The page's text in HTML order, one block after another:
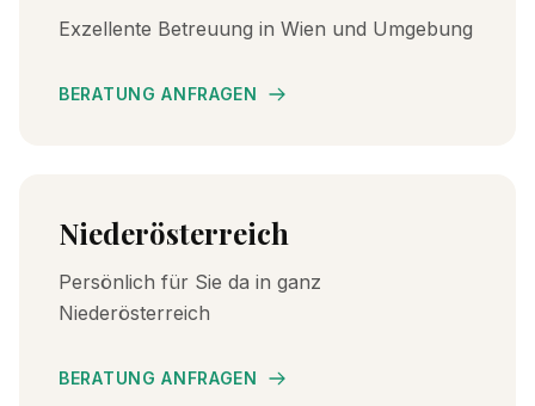
Exzellente Betreuung in Wien und Umgebung
BERATUNG ANFRAGEN
Niederösterreich
Persönlich für Sie da in ganz
Niederösterreich
BERATUNG ANFRAGEN